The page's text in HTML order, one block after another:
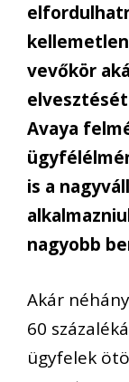
vevőkör
Avaya
is a
nagyobb
Akár
60
ügyfelek